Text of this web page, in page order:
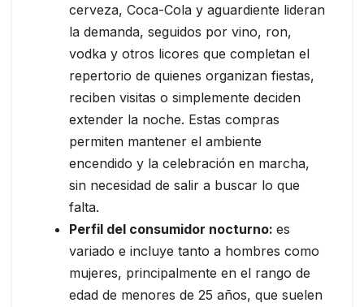
cerveza, Coca-Cola y aguardiente lideran
la demanda, seguidos por vino, ron,
vodka y otros licores que completan el
repertorio de quienes organizan fiestas,
reciben visitas o simplemente deciden
extender la noche. Estas compras
permiten mantener el ambiente
encendido y la celebración en marcha,
sin necesidad de salir a buscar lo que
falta.
Perfil del consumidor nocturno: es
variado e incluye tanto a hombres como
mujeres, principalmente en el rango de
edad de menores de 25 años, que suelen